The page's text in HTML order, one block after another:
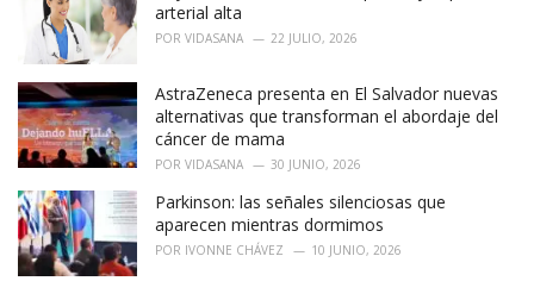
arterial alta
POR VIDASANA 22 JULIO, 2026
AstraZeneca presenta en El Salvador nuevas
alternativas que transforman el abordaje del
cáncer de mama
POR VIDASANA 30 JUNIO, 2026
Parkinson: las señales silenciosas que
aparecen mientras dormimos
POR IVONNE CHÁVEZ 10 JUNIO, 2026